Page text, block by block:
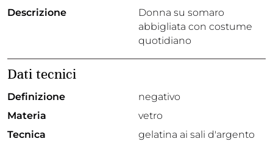
Descrizione
Donna su somaro
abbigliata con costume
quotidiano
Dati tecnici
Definizione
negativo
Materia
vetro
Tecnica
gelatina ai sali d'argento